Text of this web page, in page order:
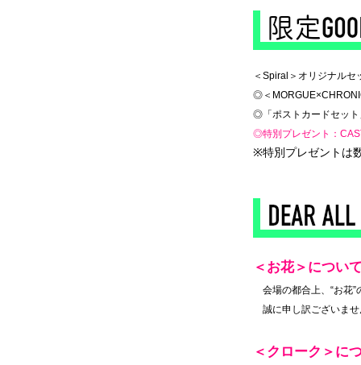
＜Spiral＞オリジナルセ
◎＜
◎「ポストカードセット
◎特別プレゼント：
※特別プレゼントは
＜お花＞につい
会場の都合上、“お花
誠に申し訳ございま
＜クローク＞に